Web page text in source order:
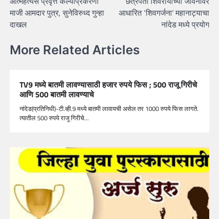
navigation
माजी आमदार पुत्र, सुनेविरुध्द गुन्हा
दाखल
आधारित ‘शिवगर्जना’ महानाट्याचा
नांदेड मध्ये प्रयोग
More Related Articles
TV9 मध्ये बातमी लावण्यासाठी हजार रुपये फिस ; 500 राजू गिरीचे
आणि 500 बातमी लावण्याचे
नांदेड(प्रतिनिधी)-टी.व्ही.9 मध्ये बातमी लावायची असेल तर 1000 रुपये फिस लागते.
त्यातील 500 रुपये राजू गिरीचे…